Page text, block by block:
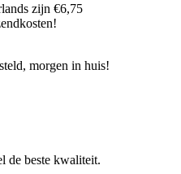
zijn €6,75
morgen in huis!
de beste kwaliteit.